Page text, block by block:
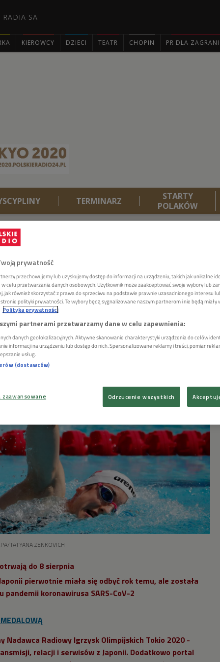
RADIA SA
KIEROWCY DZIECI TEATR CHOPIN PR DLA
TERMINARZ
STARTY
POLAKÓW
20. w pięcioboju
Złoto Brytyjki French
1283 punktów zajęła 20. miejsce w
pięcioboju nowoczesnym w Tokio. Złoty medal
French, a za nią uplasowały się Litwinka Laura
Sarolta Kovacs.
TATYANA ZENKOVICH
do 8 sierpnia
pierwotnie miała się odbyć rok temu, ale została
pandemii koronawirusa SARS-CoV-2
Nadawca Radiowy Igrzysk Olimpijskich Tokio 2020 -
relacji i serwisów z Japonii. Dodatkowo portal
prywatność
przechowujemy lub uzyskujemy dostęp do informacji na urządzeniu, takich jak unikalne
celu przetwarzania danych osobowych. Użytkownik może zaakceptować swoje wybory lub
jak również skorzystać z prawa do sprzeciwu na podstawie prawnie uzasadnionego interesu
polityki prywatności. Te wybory będą sygnalizowane naszym partnerom i nie będą miały
Polityka prywatności
partnerami przetwarzamy dane w celu zapewnienia:
danych geolokalizacyjnych. Aktywne skanowanie charakterystyki urządzenia do celów
informacji na urządzeniu lub dostęp do nich. Spersonalizowane reklamy i treści, pomiar
usług.
(dostawców)
Odrzucenie wszystkich